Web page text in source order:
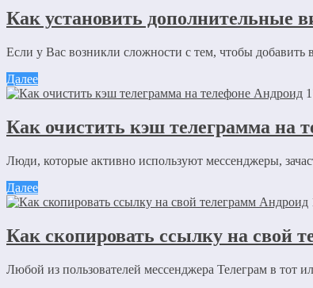
Комментарий*
Имя
Email
Сохранить моё имя, email и адрес сайта в этом
Отправляя сообщение, Вы разрешаете сбор и
Как установить дополнительные
Если у Вас возникли сложности с тем, чтобы
Далее
Как очистить кэш телеграмма на
Люди, которые активно используют мессенджеры,
Далее
Как скопировать ссылку на свой
Любой из пользователей мессенджера Телеграм в тот